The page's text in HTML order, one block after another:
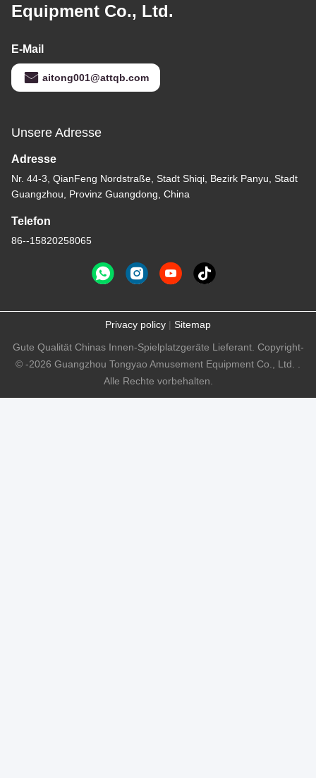
Equipment Co., Ltd.
E-Mail
aitong001@attqb.com
Unsere Adresse
Adresse
Nr. 44-3, QianFeng Nordstraße, Stadt Shiqi, Bezirk Panyu, Stadt
Guangzhou, Provinz Guangdong, China
Telefon
86--15820258065
Privacy policy | Sitemap
Gute Qualität Chinas Innen-Spielplatzgeräte Lieferant. Copyright-
© -2026 Guangzhou Tongyao Amusement Equipment Co., Ltd. .
Alle Rechte vorbehalten.